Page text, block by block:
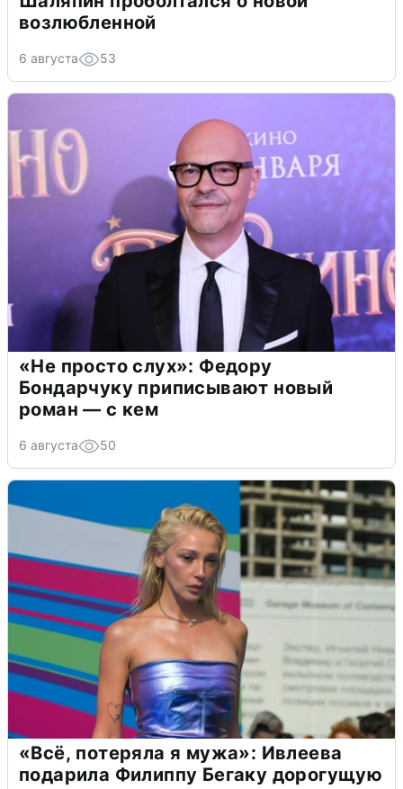
возлюбленной
6 августа 53
«Не просто слух»: Федору
Бондарчуку приписывают новый
роман — с кем
6 августа 50
«Всё, потеряла я мужа»: Ивлеева
подарила Филиппу Бегаку дорогущую